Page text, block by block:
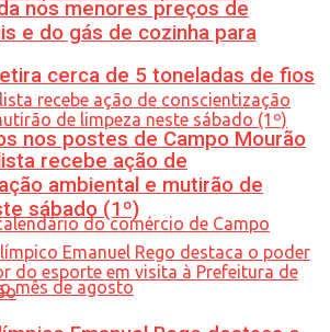
cerca de 5 toneladas de fios
nos postes de Campo Mourão
nos menores preços de
e do gás de cozinha para
recebe ação de
ambiental e mutirão de
sábado (1º)